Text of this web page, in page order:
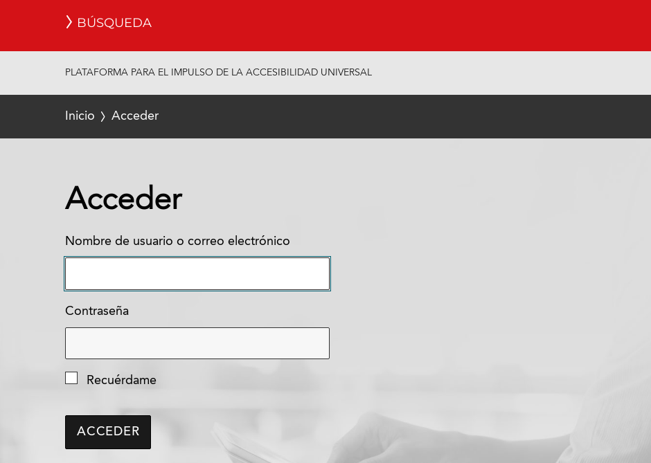
BÚSQUEDA
PLATAFORMA PARA EL IMPULSO DE LA ACCESIBILIDAD UNIVERSAL
Inicio Acceder
Acceder
Nombre de usuario o correo electrónico
Contraseña
Recuérdame
ACCEDER